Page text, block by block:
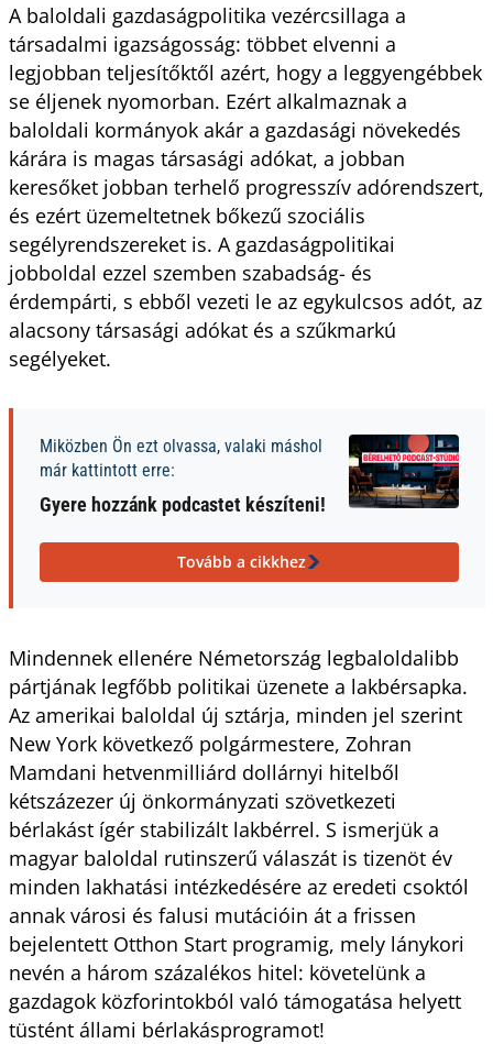
A baloldali gazdaságpolitika vezércsillaga a
társadalmi igazságosság: többet elvenni a
legjobban teljesítőktől azért, hogy a leggyengébbek
se éljenek nyomorban. Ezért alkalmaznak a
baloldali kormányok akár a gazdasági növekedés
kárára is magas társasági adókat, a jobban
keresőket jobban terhelő progresszív adórendszert,
és ezért üzemeltetnek bőkezű szociális
segélyrendszereket is. A gazdaságpolitikai
jobboldal ezzel szemben szabadság- és
érdempárti, s ebből vezeti le az egykulcsos adót, az
alacsony társasági adókat és a szűkmarkú
segélyeket.
Miközben Ön ezt olvassa, valaki máshol
már kattintott erre:
Gyere hozzánk podcastet készíteni!
Tovább a cikkhez
Mindennek ellenére Németország legbaloldalibb
pártjának legfőbb politikai üzenete a lakbérsapka.
Az amerikai baloldal új sztárja, minden jel szerint
New York következő polgármestere, Zohran
Mamdani hetvenmilliárd dollárnyi hitelből
kétszázezer új önkormányzati szövetkezeti
bérlakást ígér stabilizált lakbérrel. S ismerjük a
magyar baloldal rutinszerű válaszát is tizenöt év
minden lakhatási intézkedésére az eredeti csoktól
annak városi és falusi mutációin át a frissen
bejelentett Otthon Start programig, mely lánykori
nevén a három százalékos hitel: követelünk a
gazdagok közforintokból való támogatása helyett
tüstént állami bérlakásprogramot!